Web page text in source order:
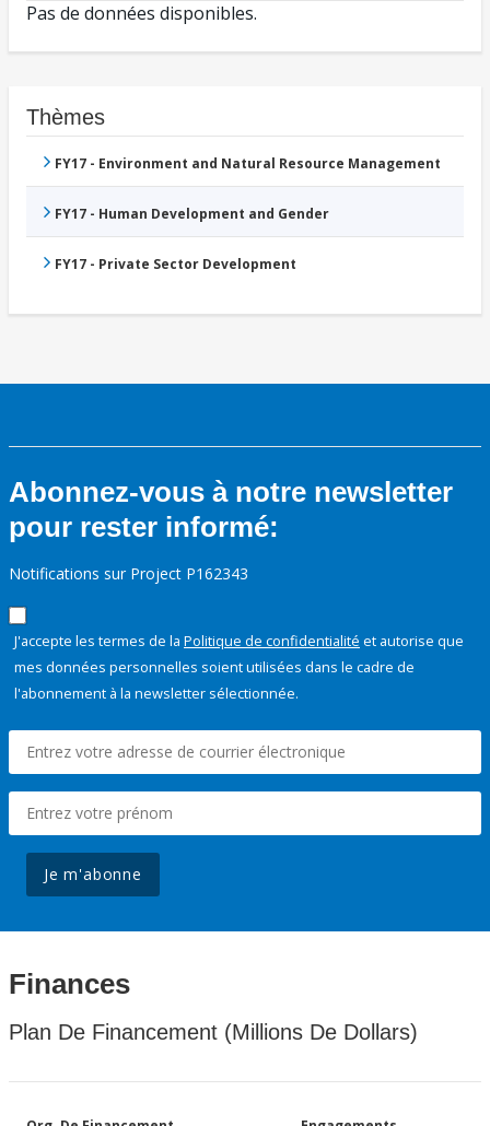
Pas de données disponibles.
Thèmes
FY17 - Environment and Natural Resource Management
FY17 - Human Development and Gender
FY17 - Private Sector Development
Abonnez-vous à notre newsletter
pour rester informé:
Notifications sur Project P162343
J'accepte les termes de la Politique de confidentialité et autorise que
mes données personnelles soient utilisées dans le cadre de
l'abonnement à la newsletter sélectionnée.
Je m'abonne
Finances
Plan De Financement (Millions De Dollars)